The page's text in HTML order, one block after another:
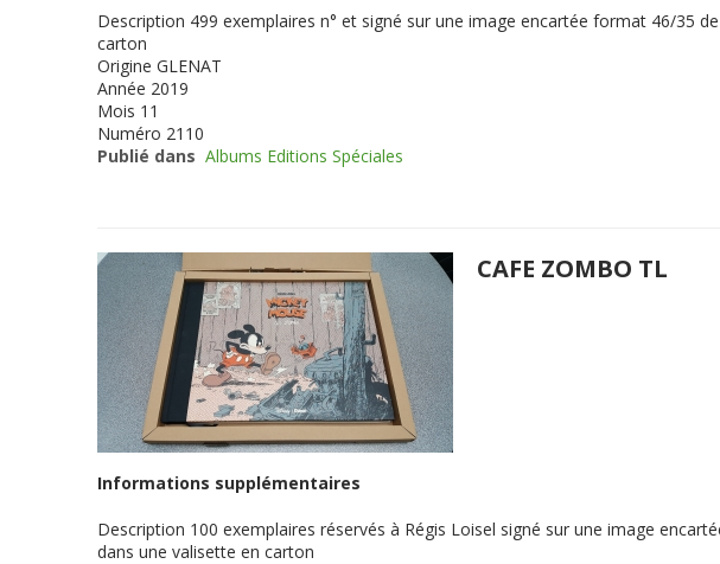
Description 499 exemplaires n° et signé sur une image encartée format 46/35
carton
Origine GLENAT
Année 2019
Mois 11
Numéro 2110
Publié dans Albums Editions Spéciales
CAFE ZOMBO TL
Informations supplémentaires
Description 100 exemplaires réservés à Régis Loisel signé sur une image
dans une valisette en carton